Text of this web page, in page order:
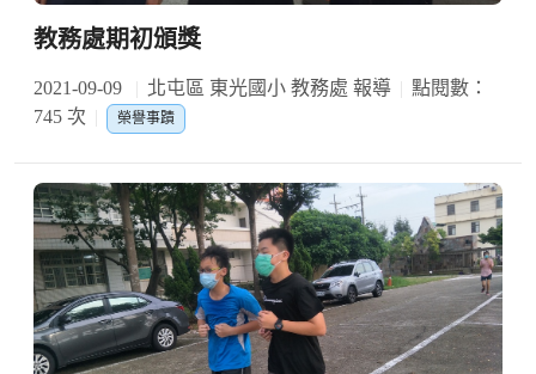
教務處期初頒獎
2021-09-09 北屯區 東光國小 教務處 報導
點閱數：
745 次
榮譽事蹟